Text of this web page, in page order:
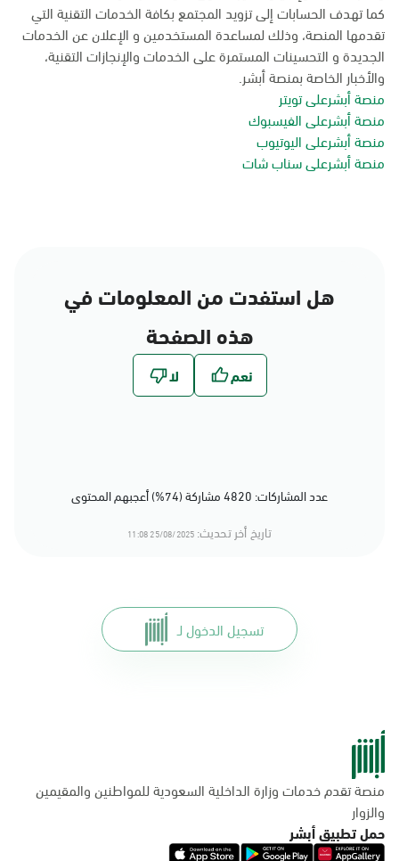
كما تهدف الحسابات إلى تزويد المجتمع بكافة الخدمات التقنية التي
تقدمها المنصة، وذلك لمساعدة المستخدمين و الإعلان عن الخدمات
الجديدة و التحسينات المستمرة على الخدمات والإنجازات التقنية،
والأخبار الخاصة بمنصة أبشر.
منصة أبشرعلى تويتر
منصة أبشرعلى الفيسبوك
منصة أبشرعلى اليوتيوب
منصة أبشرعلى سناب شات
هل استفدت من المعلومات في
هذه الصفحة
عدد المشاركات: 4820 مشاركة (74%) أعجبهم المحتوى
تاريخ أخر تحديث: 25/08/2025 11:08
تسجيل الدخول لـ
منصة تقدم خدمات وزارة الداخلية السعودية للمواطنين والمقيمين
والزوار
حمل تطبيق أبشر